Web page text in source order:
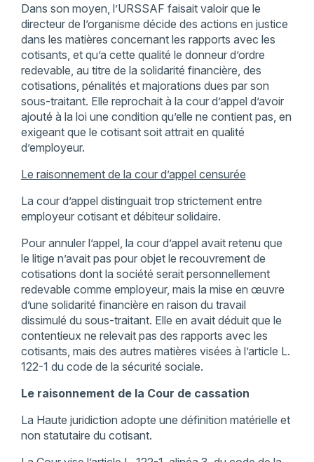
Dans son moyen, l’URSSAF faisait valoir que le
directeur de l’organisme décide des actions en justice
dans les matières concernant les rapports avec les
cotisants, et qu’a cette qualité le donneur d’ordre
redevable, au titre de la solidarité financière, des
cotisations, pénalités et majorations dues par son
sous-traitant. Elle reprochait à la cour d’appel d’avoir
ajouté à la loi une condition qu’elle ne contient pas, en
exigeant que le cotisant soit attrait en qualité
d’employeur.
Le raisonnement de la cour d’appel censurée
La cour d’appel distinguait trop strictement entre
employeur cotisant et débiteur solidaire.
Pour annuler l’appel, la cour d’appel avait retenu que
le litige n’avait pas pour objet le recouvrement de
cotisations dont la société serait personnellement
redevable comme employeur, mais la mise en œuvre
d’une solidarité financière en raison du travail
dissimulé du sous-traitant. Elle en avait déduit que le
contentieux ne relevait pas des rapports avec les
cotisants, mais des autres matières visées à l’article L.
122-1 du code de la sécurité sociale.
Le raisonnement de la Cour de cassation
La Haute juridiction adopte une définition matérielle et
non statutaire du cotisant.